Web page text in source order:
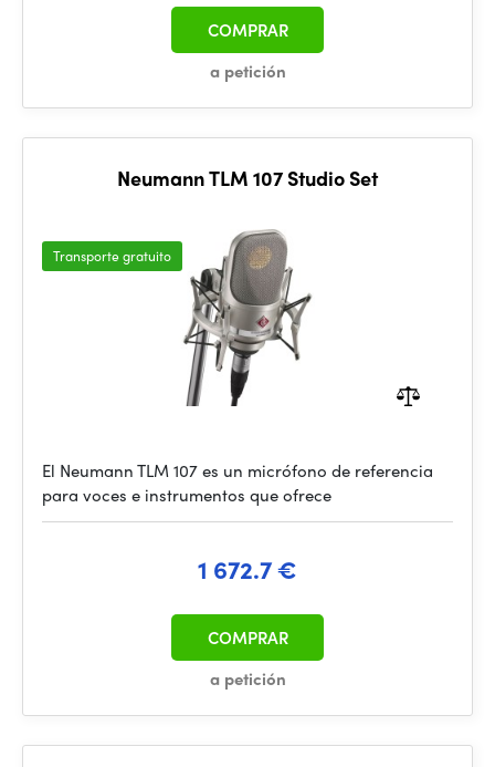
a petición
COMPRAR
Neumann TLM 107 Studio Set
Transporte gratuito
El Neumann TLM 107 es un micrófono de referencia
para voces e instrumentos que ofrece
1 672.7 €
a petición
COMPRAR